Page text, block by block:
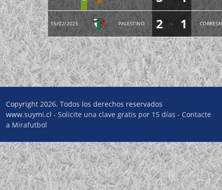
15/02/2025 PALESTINO 2 - 1
Copyright 2026. Todos los derechos reservados
www.suymi.cl - Solicite una clave gratis por 15 días - Contacte
a Mirafutbol